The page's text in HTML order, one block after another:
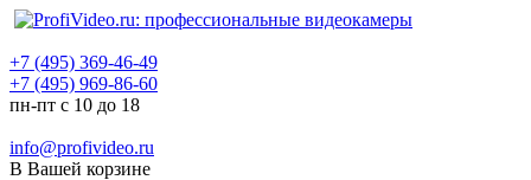
+7 (495) 369-46-49
+7 (495) 969-86-60
пн-пт с 10 до 18
info@profivideo.ru
В Вашей корзине